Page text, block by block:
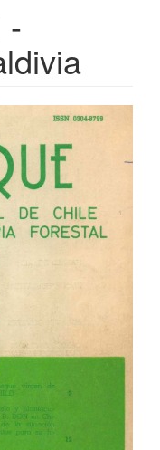
-